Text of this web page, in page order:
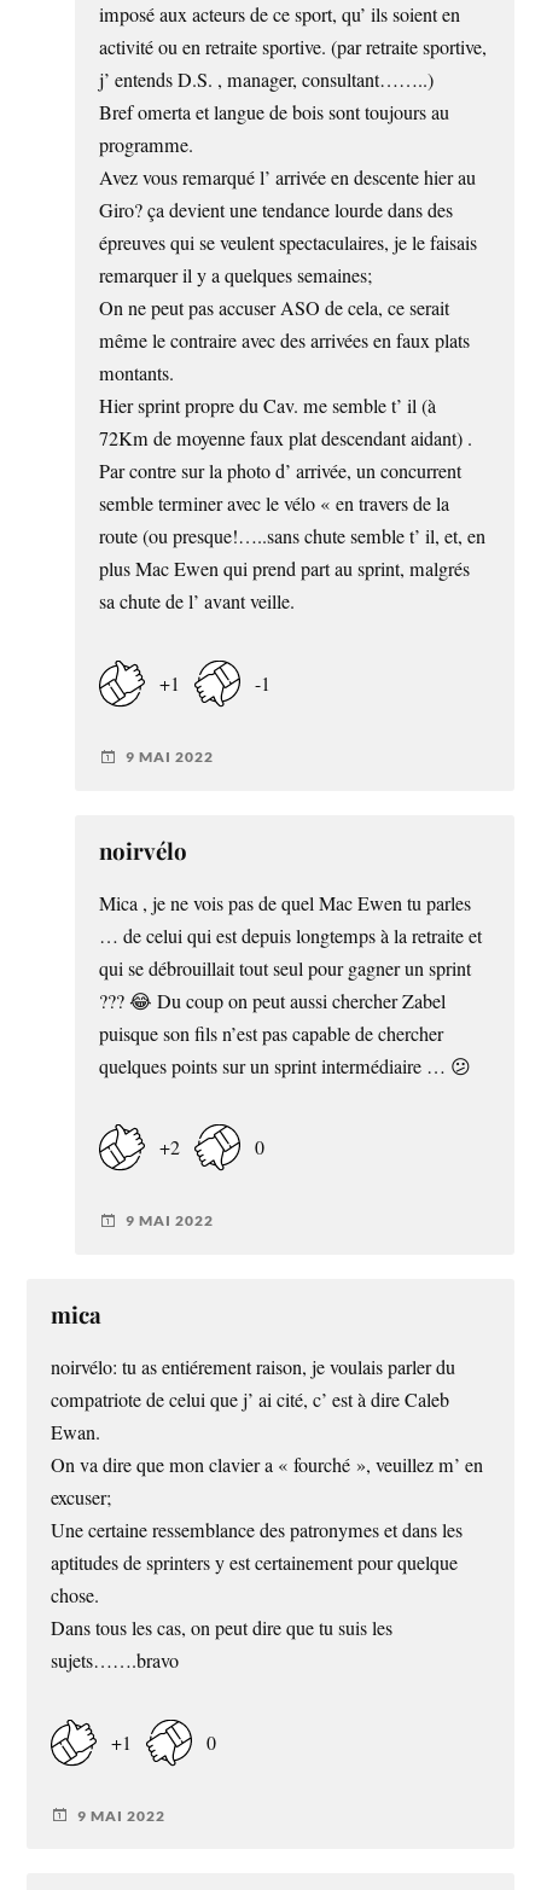
imposé aux acteurs de ce sport, qu’ ils soient en
activité ou en retraite sportive. (par retraite sportive,
j’ entends D.S. , manager, consultant……..)
Bref omerta et langue de bois sont toujours au
programme.
Avez vous remarqué l’ arrivée en descente hier au
Giro? ça devient une tendance lourde dans des
épreuves qui se veulent spectaculaires, je le faisais
remarquer il y a quelques semaines;
On ne peut pas accuser ASO de cela, ce serait
même le contraire avec des arrivées en faux plats
montants.
Hier sprint propre du Cav. me semble t’ il (à
72Km de moyenne faux plat descendant aidant) .
Par contre sur la photo d’ arrivée, un concurrent
semble terminer avec le vélo « en travers de la
route (ou presque!…..sans chute semble t’ il, et, en
plus Mac Ewen qui prend part au sprint, malgrés
sa chute de l’ avant veille.
+1 -1
9 MAI 2022
noirvélo
Mica , je ne vois pas de quel Mac Ewen tu parles
… de celui qui est depuis longtemps à la retraite et
qui se débrouillait tout seul pour gagner un sprint
??? 😂 Du coup on peut aussi chercher Zabel
puisque son fils n’est pas capable de chercher
quelques points sur un sprint intermédiaire … 😕
+2 0
9 MAI 2022
mica
noirvélo: tu as entiérement raison, je voulais parler du
compatriote de celui que j’ ai cité, c’ est à dire Caleb
Ewan.
On va dire que mon clavier a « fourché », veuillez m’ en
excuser;
Une certaine ressemblance des patronymes et dans les
aptitudes de sprinters y est certainement pour quelque
chose.
Dans tous les cas, on peut dire que tu suis les
sujets…….bravo
+1 0
9 MAI 2022